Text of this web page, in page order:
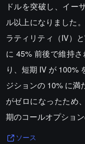
ドルを突破し、イー
ル以上になりました
ラティリティ（IV）
に 45% 前後で維持
り、短期 IV が 100%
ジションの 10% に満
がゼロになったため
期のコールオプショ
ソース